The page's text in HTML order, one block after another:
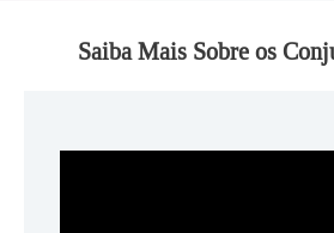
Saiba Mais Sobre os